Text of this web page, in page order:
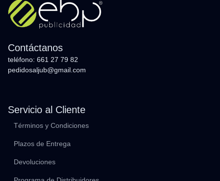
Contáctanos
teléfono: 661 27 79 82
pedidosaljub@gmail.com
Servicio al Cliente
Términos y Condiciones
Plazos de Entrega
Devoluciones